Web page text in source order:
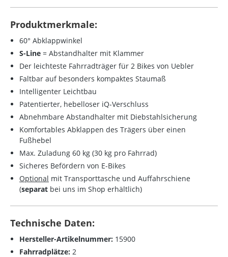
Produktmerkmale:
60° Abklappwinkel
S-Line = Abstandhalter mit Klammer
Der leichteste Fahrradträger für 2 Bikes von Uebler
Faltbar auf besonders kompaktes Staumaß
Intelligenter Leichtbau
Patentierter, hebelloser iQ-Verschluss
Abnehmbare Abstandhalter mit Diebstahlsicherung
Komfortables Abklappen des Trägers über einen
Fußhebel
Max. Zuladung 60 kg (30 kg pro Fahrrad)
Sicheres Befördern von E-Bikes
Optional mit Transporttasche und Auffahrschiene
(separat bei uns im Shop erhältlich)
Technische Daten:
Hersteller-Artikelnummer: 15900
Fahrradplätze: 2